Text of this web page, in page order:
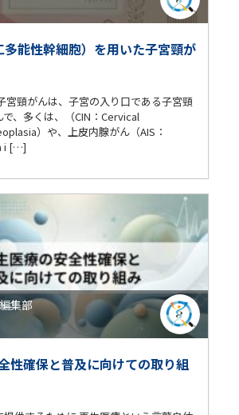
多能性幹細胞）を用いた子宮頸が
宮頸がんは、子宮の入り口である子宮頸
、多くは、（CIN：Cervical
）や、上⽪内腺がん（AIS：
i […]
集部
性確保と普及に向けての取り組